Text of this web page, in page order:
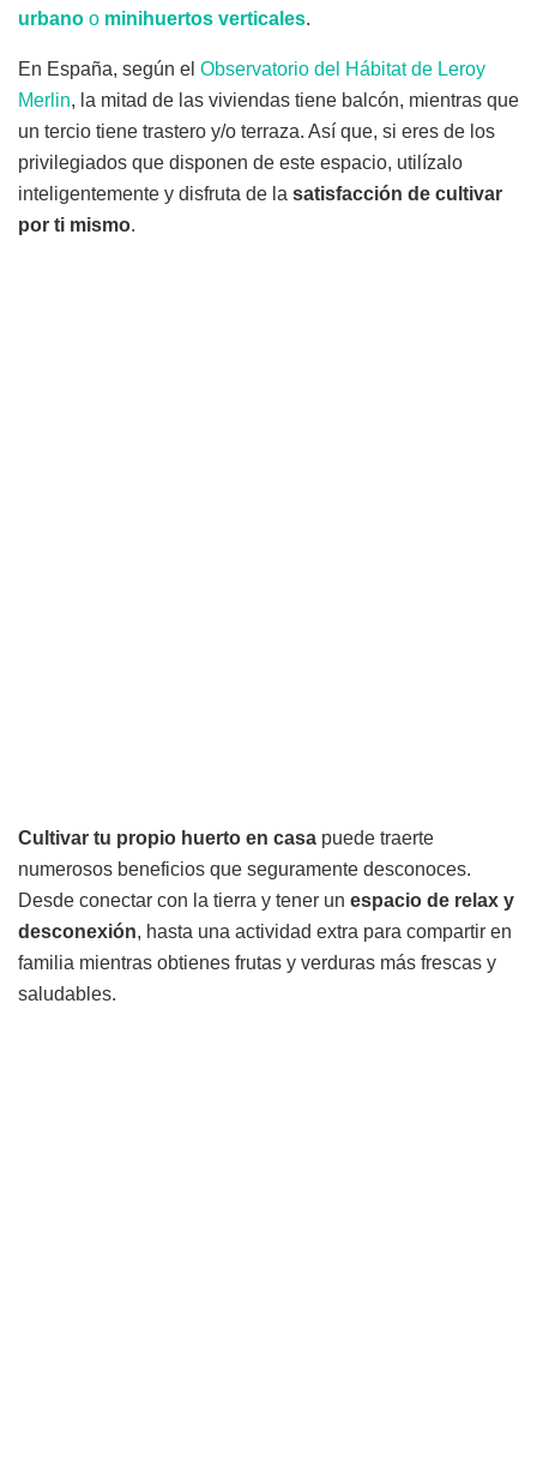
urbano o minihuertos verticales.
En España, según el Observatorio del Hábitat de Leroy
Merlin, la mitad de las viviendas tiene balcón, mientras que
un tercio tiene trastero y/o terraza. Así que, si eres de los
privilegiados que disponen de este espacio, utilízalo
inteligentemente y disfruta de la satisfacción de cultivar
por ti mismo.
Cultivar tu propio huerto en casa puede traerte
numerosos beneficios que seguramente desconoces.
Desde conectar con la tierra y tener un espacio de relax y
desconexión, hasta una actividad extra para compartir en
familia mientras obtienes frutas y verduras más frescas y
saludables.